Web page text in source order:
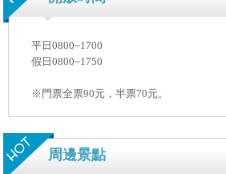
平日0800~1700
假日0800~1750
※門票全票90元，半票70元。
周邊景點